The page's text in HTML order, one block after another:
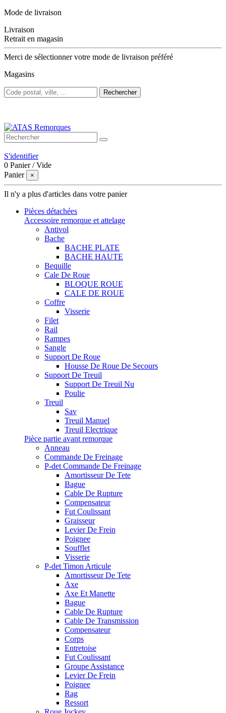
Mode de livraison
Livraison
Retrait en magasin
Merci de sélectionner votre mode de livraison préféré
Magasins
Rechercher
S'identifier
0 Panier /Vide
Panier
×
Il n'y a plus d'articles dans votre panier
Pièces détachées
Accessoire remorque et attelage
Antivol
Bache
BACHE PLATE
BACHE HAUTE
Bequille
Cale De Roue
BLOQUE ROUE
CALE DE ROUE
Coffre
Visserie
Filet
Rail
Rampes
Sangle
Support De Roue
Housse De Roue De Secours
Support De Treuil
Support De Treuil Nu
Poulie
Treuil
Sav
Treuil Manuel
Treuil Electrique
Pièce partie avant remorque
Anneau
Commande De Freinage
P-det Commande De Freinage
Amortisseur De Tete
Bague
Cable De Rupture
Compensateur
Fut Coulissant
Graisseur
Levier De Frein
Poignee
Soufflet
Visserie
P-det Timon Articule
Amortisseur De Tete
Axe
Axe Et Manette
Bague
Cable De Rupture
Cable De Transmission
Compensateur
Corps
Entretoise
Fut Coulissant
Groupe Assistance
Levier De Frein
Poignee
Rag
Ressort